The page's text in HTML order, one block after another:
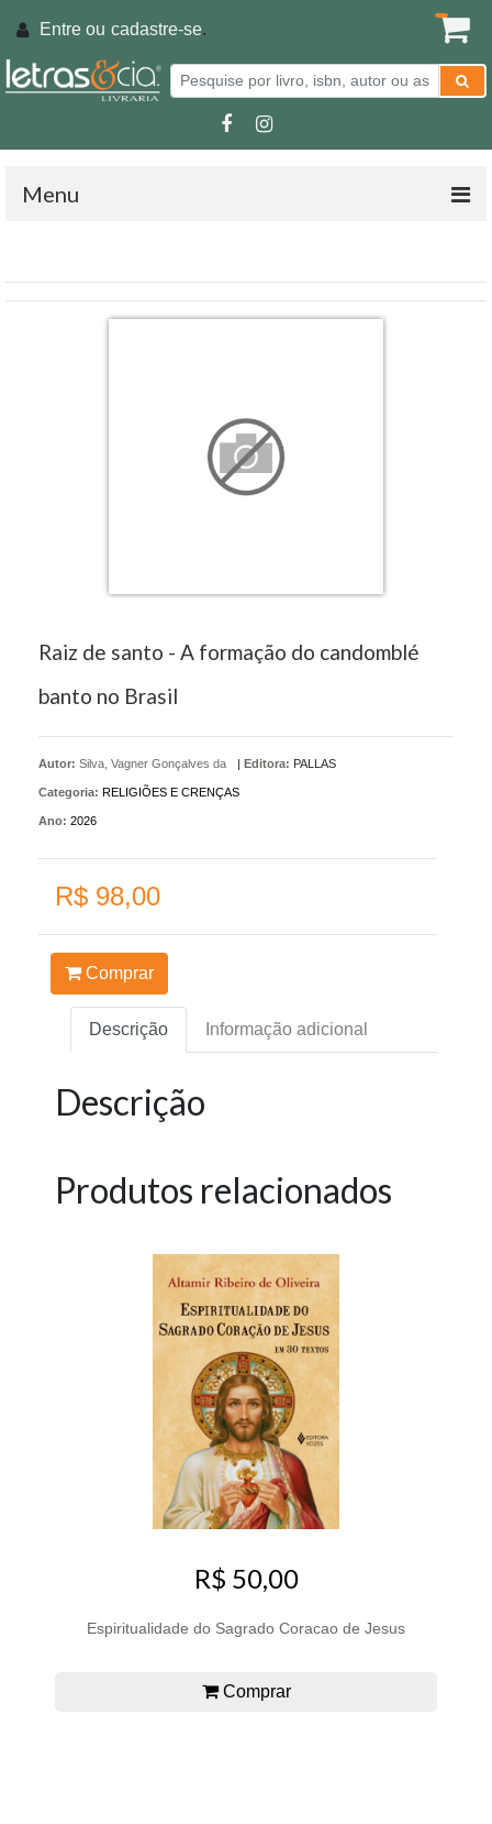
Entre ou cadastre-se.
Menu
Raiz de santo - A formação do candomblé
banto no Brasil
Autor: Silva, Vagner Gonçalves da | Editora: PALLAS
Categoria: RELIGIÕES E CRENÇAS
Ano: 2026
R$ 98,00
Comprar
Descrição Informação adicional
Descrição
Produtos relacionados
R$ 50,00
Espiritualidade do Sagrado Coracao de Jesus
Comprar